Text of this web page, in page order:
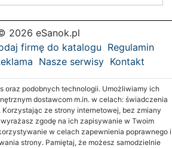
2026 eSanok.pl
firmę do katalogu Regulamin
Nasze serwisy Kontakt
oraz podobnych technologii. Umożliwiamy ich
dostawcom m.in. w celach: świadczenia
Korzystając ze strony internetowej, bez zmiany
zgodę na ich zapisywanie w Twoim
w celach zapewnienia poprawnego i
strony. Pamiętaj, że możesz samodzielnie